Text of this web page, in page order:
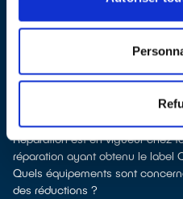
. En cliquant sur la
découvrirez pour quels types
télé, téléphone mobile, outils
d’équipements son réparateur
Consulter l’annuaire
Comment bénéficier du Bonus
Immédiatement déduit de la
Réparation est en vigueur chez
réparation ayant obtenu le label
Quels équipements sont
des réductions ?